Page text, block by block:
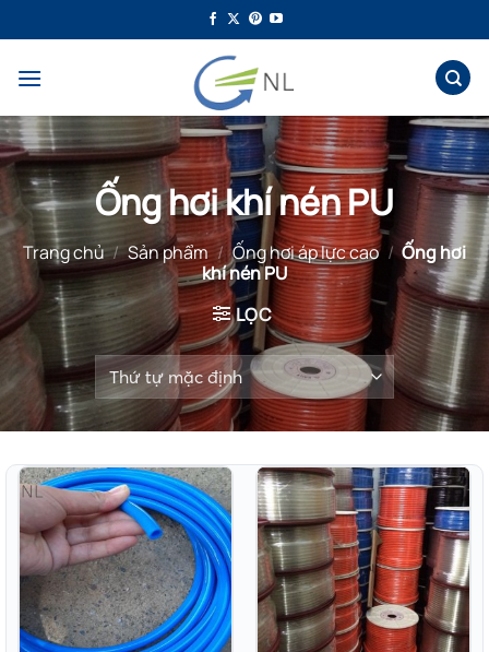
qua
dung
Ống hơi khí nén PU
Trang chủ / Sản phẩm / Ống hơi áp lực cao / Ống hơi
khí nén PU
LỌC